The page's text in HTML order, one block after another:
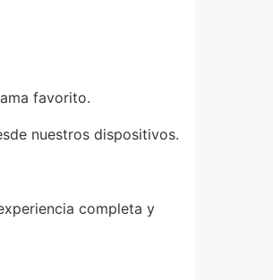
favorito.
nuestros dispositivos.
completa y